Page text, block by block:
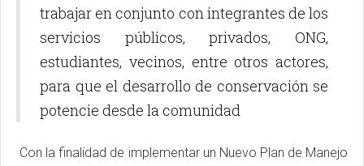
trabajar en conjunto con integrantes de los
servicios públicos, privados, ONG,
estudiantes, vecinos, entre otros actores,
para que el desarrollo de conservación se
potencie desde la comunidad
Con la finalidad de implementar un Nuevo Plan de Manejo